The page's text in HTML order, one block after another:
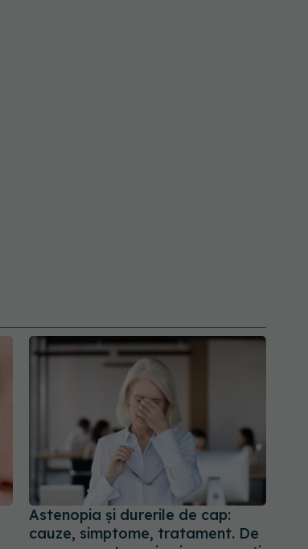
Astenopia și durerile de cap:
cauze, simptome, tratament. De